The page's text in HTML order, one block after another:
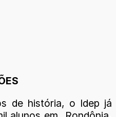
de história, o Idep já